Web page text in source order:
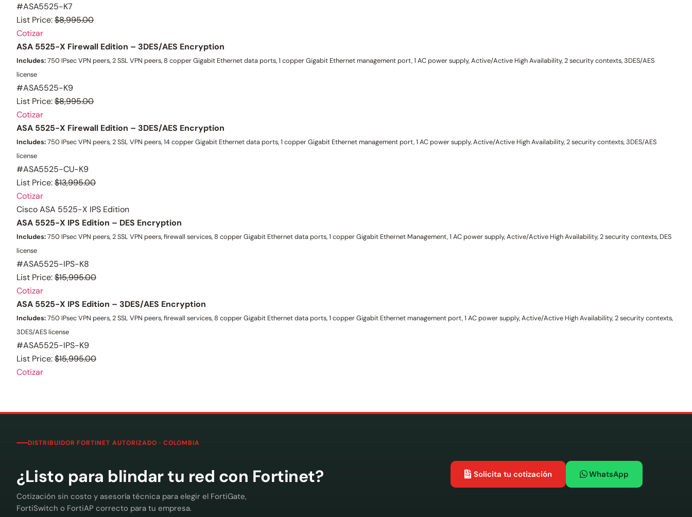
#ASA5525-K7
List Price:$8,995.00
Cotizar
ASA 5525-X Firewall Edition – 3DES/AES Encryption
Includes:750 IPsec VPN peers, 2 SSL VPN peers, 8 copper Gigabit Ethernet data ports, 1 copper Gigabit Ethernet management port, 1 AC power supply, Active/Active High Availability, 2 security contexts, 3DES/AES
license
#ASA5525-K9
List Price:$8,995.00
Cotizar
ASA 5525-X Firewall Edition – 3DES/AES Encryption
Includes:750 IPsec VPN peers, 2 SSL VPN peers, 14 copper Gigabit Ethernet data ports, 1 copper Gigabit Ethernet management port, 1 AC power supply, Active/Active High Availability, 2 security contexts, 3DES/AES
license
#ASA5525-CU-K9
List Price:$13,995.00
Cotizar
Cisco ASA 5525-X IPS Edition
ASA 5525-X IPS Edition – DES Encryption
Includes:750 IPsec VPN peers, 2 SSL VPN peers, firewall services, 8 copper Gigabit Ethernet data ports, 1 copper Gigabit Ethernet Management, 1 AC power supply, Active/Active High Availability, 2 security contexts, DES
license
#ASA5525-IPS-K8
List Price:$15,995.00
Cotizar
ASA 5525-X IPS Edition – 3DES/AES Encryption
Includes:750 IPsec VPN peers, 2 SSL VPN peers, firewall services, 8 copper Gigabit Ethernet data ports, 1 copper Gigabit Ethernet management port, 1 AC power supply, Active/Active High Availability, 2 security contexts,
3DES/AES license
#ASA5525-IPS-K9
List Price:$15,995.00
Cotizar
DISTRIBUIDOR FORTINET AUTORIZADO · COLOMBIA
¿Listo para blindar tu red con Fortinet?
Cotización sin costo y asesoría técnica para elegir el FortiGate,
FortiSwitch o FortiAP correcto para tu empresa.
Solicita tu cotización WhatsApp